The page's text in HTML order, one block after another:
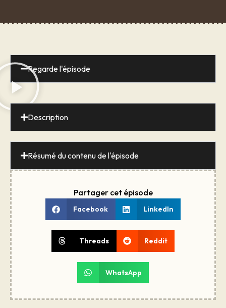
Regarde l'épisode
Description
Résumé du contenu de l'épisode
Partager cet épisode
Facebook LinkedIn
Threads Reddit
WhatsApp